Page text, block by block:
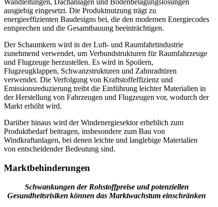
Wandleitungen, Dachanlagen und Bodenbelagungslösungen
ausgiebig eingesetzt. Die Produktnutzung trägt zu
energieeffizienten Baudesigns bei, die den modernen Energiecodes
entsprechen und die Gesamtbauung beeinträchtigen.
Der Schaumkern wird in der Luft- und Raumfahrtindustrie
zunehmend verwendet, um Verbundstrukturen für Raumfahrzeuge
und Flugzeuge herzustellen. Es wird in Spoilern,
Flugzeugklappen, Schwanzstrukturen und Zahnradtüren
verwendet. Die Verfolgung von Kraftstoffeffizienz und
Emissionsreduzierung treibt die Einführung leichter Materialien in
der Herstellung von Fahrzeugen und Flugzeugen vor, wodurch der
Markt erhöht wird.
Darüber hinaus wird der Windenergiesektor erheblich zum
Produktbedarf beitragen, insbesondere zum Bau von
Windkraftanlagen, bei denen leichte und langlebige Materialien
von entscheidender Bedeutung sind.
Marktbehinderungen
Schwankungen der Rohstoffpreise und potenziellen
Gesundheitsrisiken können das Marktwachstum einschränken